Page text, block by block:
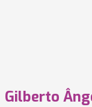
Gilberto